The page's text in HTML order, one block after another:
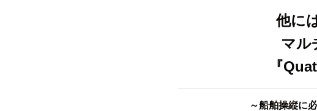
他に
マル
『
～船舶操縦に